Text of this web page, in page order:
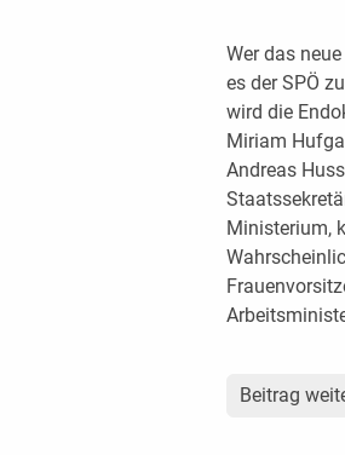
Wer das
es der SPÖ
wird die
Miriam
Andreas
Ministerium,
Beitrag